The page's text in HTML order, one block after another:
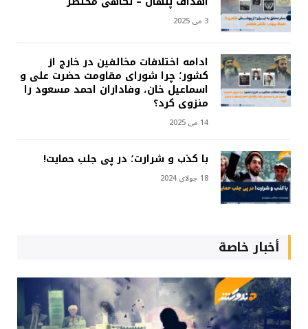
3 می 2025
ادامه اختلافات مخالفین در خارج از
کشور؛ چرا شورای مقاومت حضرت علی و
اسماعیل خان، وفاداران احمد مسعود را
منزوی کرد؟
14 می 2025
با کذب و شرارت؛ در پی جلب حمایت!
18 جولای 2024
أخبار خاصة